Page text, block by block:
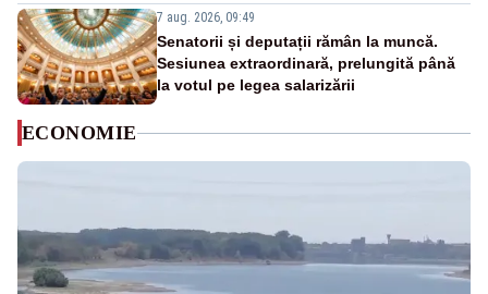
7 aug. 2026, 09:49
Senatorii și deputații rămân la muncă.
Sesiunea extraordinară, prelungită până
la votul pe legea salarizării
ECONOMIE